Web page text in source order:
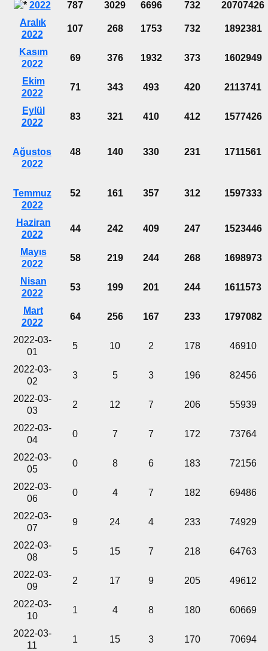
2022 787 3029 6696 732
20707426
Aralık
2022
107 268 1753 732 1892381
Kasım
2022
69 376 1932 373 1602949
Ekim
2022
71 343 493 420 2113741
Eylül
2022
83 321 410 412 1577426
Ağustos
2022
48 140 330 231 1711561
Temmuz
2022
52 161 357 312 1597333
Haziran
2022
44 242 409 247 1523446
Mayıs
2022
58 219 244 268 1698973
Nisan
2022
53 199 201 244 1611573
Mart
2022
64 256 167 233 1797082
2022-03-
01
5 10 2 178 46910
2022-03-
02
3 5 3 196 82456
2022-03-
03
2 12 7 206 55939
2022-03-
04
0 7 7 172 73764
2022-03-
05
0 8 6 183 72156
2022-03-
06
0 4 7 182 69486
2022-03-
07
9 24 4 233 74929
2022-03-
08
5 15 7 218 64763
2022-03-
09
2 17 9 205 49612
2022-03-
10
1 4 8 180 60669
2022-03-
11
1 15 3 170 70694